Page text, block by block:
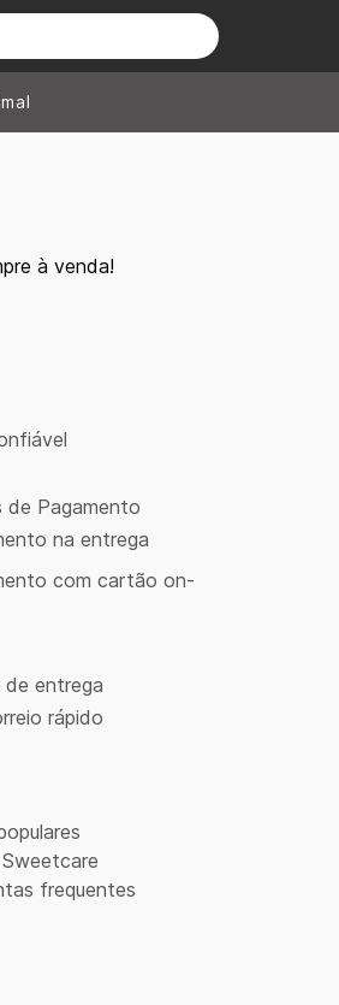
à venda!
Pagamento
na entrega
com cartão on-
entrega
rápido
frequentes